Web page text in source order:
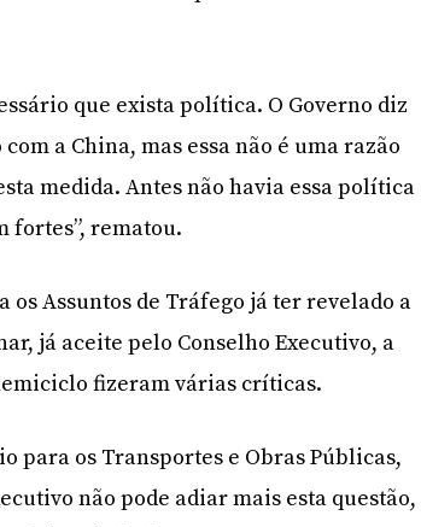
que exista política. O Governo diz
a China, mas essa não é uma razão
medida. Antes não havia essa política
fortes”, rematou.
os Assuntos de Tráfego já ter revelado a
já aceite pelo Conselho Executivo, a
fizeram várias críticas.
para os Transportes e Obras Públicas,
não pode adiar mais esta questão,